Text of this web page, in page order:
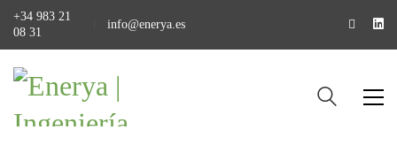
+34 983 21
08 31
info@enerya.es